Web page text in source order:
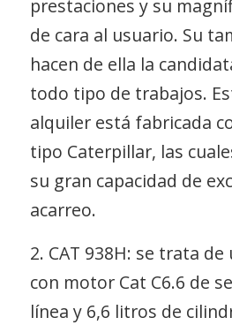
prestaciones y su
de cara al usuario. Su
hacen de ella la
todo tipo de trabajos.
alquiler está fabricada
tipo Caterpillar, las
su gran capacidad de
acarreo.
2. CAT 938H: se trata
con motor Cat C6.6 de
línea y 6,6 litros de